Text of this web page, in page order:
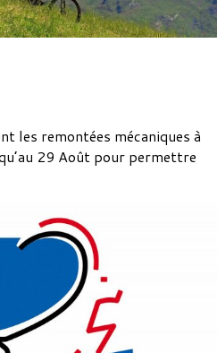
les remontées mécaniques à
29 Août pour permettre